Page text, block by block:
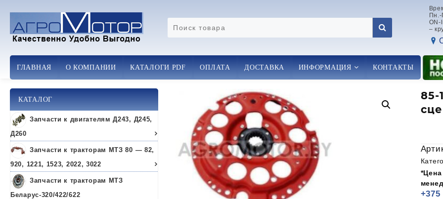
содержимому
ON-
–
ГЛАВНАЯ О КОМПАНИИ КАТАЛОГИ PDF ОПЛАТА ДОСТАВКА ИНФОРМАЦИЯ КОНТАКТЫ
КАТАЛОГ
Запчасти к двигателям Д243, Д245,
Д260
Запчасти к тракторам МТЗ 80 — 82,
920, 1221, 1523, 2022, 3022
Запчасти к тракторам МТЗ
Беларус-320/422/622
85-
+375